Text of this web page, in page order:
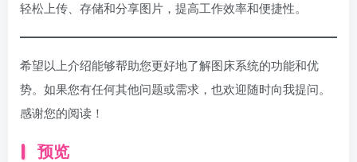
轻松上传、存储和分享图片，提高工作效率和便捷性。
希望以上介绍能够帮助您更好地了解图床系统的功能和优
势。如果您有任何其他问题或需求，也欢迎随时向我提问。
感谢您的阅读！
预览